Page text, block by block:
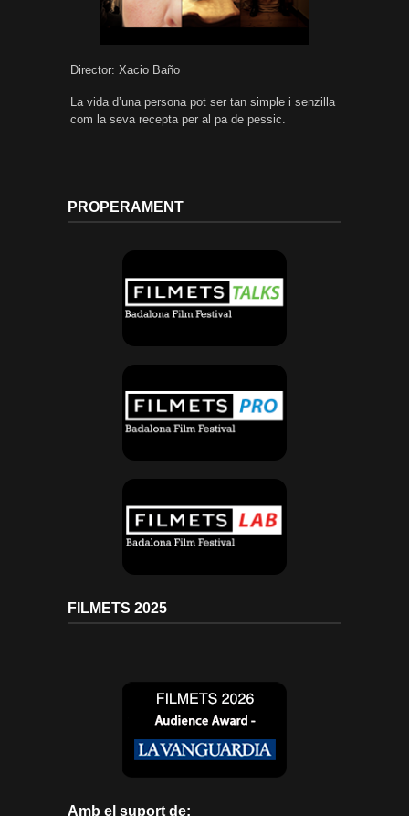
Director: Xacio Baño
La vida d’una persona pot ser tan simple i senzilla
com la seva recepta per al pa de pessic.
PROPERAMENT
FILMETS 2025
Amb el suport de: